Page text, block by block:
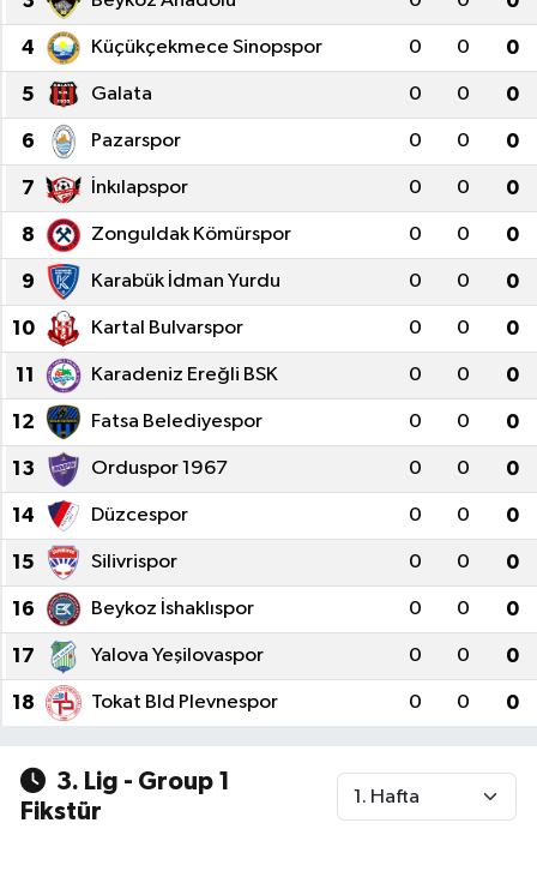
4 Küçükçekmece Sinopspor 0 0 0
5 Galata 0 0 0
6 Pazarspor 0 0 0
7 İnkılapspor 0 0 0
8 Zonguldak Kömürspor 0 0 0
9 Karabük İdman Yurdu 0 0 0
10 Kartal Bulvarspor 0 0 0
11 Karadeniz Ereğli BSK 0 0 0
12 Fatsa Belediyespor 0 0 0
13 Orduspor 1967 0 0 0
14 Düzcespor 0 0 0
15 Silivrispor 0 0 0
16 Beykoz İshaklıspor 0 0 0
17 Yalova Yeşilovaspor 0 0 0
18 Tokat Bld Plevnespor 0 0 0
3. Lig - Group 1
Fikstür
Eğitim
Sağlık
Dünya
Magazin
Gündem
Kültür & Sanat
Teknoloji
Bilim
Genel
Bilim, Teknoloji